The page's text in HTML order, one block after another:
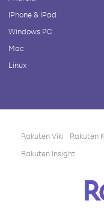
iPhone & iPad
Windows PC
Mac
Linux
Rakuten Viki Rakuten
Rakuten Insight